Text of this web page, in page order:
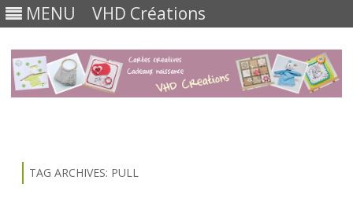
MENU VHD Créations
TAG ARCHIVES: PULL